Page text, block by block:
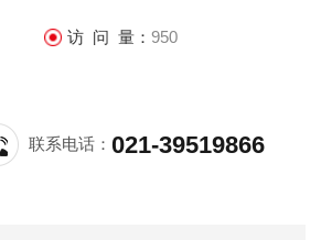
访 问 量： 950
联系电话：021-39519866